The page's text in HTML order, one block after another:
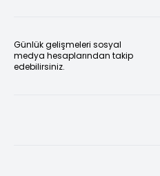
Günlük gelişmeleri sosyal
medya hesaplarından takip
edebilirsiniz.